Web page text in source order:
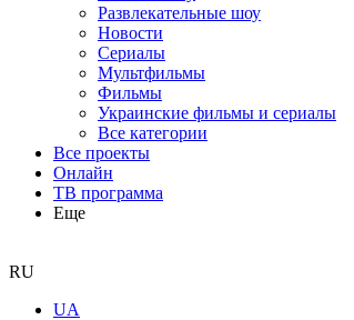
Развлекательные шоу
Новости
Сериалы
Мультфильмы
Фильмы
Украинские фильмы и сериалы
Все категории
Все проекты
Онлайн
ТВ программа
Еще
RU
UA